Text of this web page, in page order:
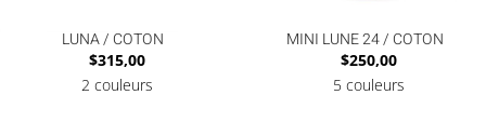
LUNA / COTON
$315,00
2 couleurs
MINI LUNE 24 / COTON
$250,00
5 couleurs